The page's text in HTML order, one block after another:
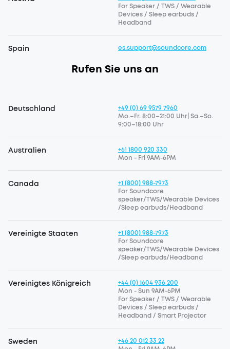
For Speaker / TWS / Wearable
Devices / Sleep earbuds /
Headband
Spain es.support@soundcore.com
Rufen Sie uns an
Deutschland
+49 (0) 69 9579 7960
Mo.–Fr. 8:00–21:00 Uhr| Sa.–So.
9:00–18:00 Uhr
Australien
+61 1800 920 330
Mon - Fri 9AM-6PM
Canada
+1 (800) 988-7973
For Soundcore
speaker/TWS/Wearable Devices
/Sleep earbuds/Headband
Vereinigte Staaten
+1 (800) 988-7973
For Soundcore
speaker/TWS/Wearable Devices
/Sleep earbuds/Headband
Vereinigtes Königreich
+44 (0) 1604 936 200
Mon - Sun 9AM-6PM
For Speaker / TWS / Wearable
Devices / Sleep earbuds /
Headband / Smart Projector
Sweden
+46 20 012 33 22